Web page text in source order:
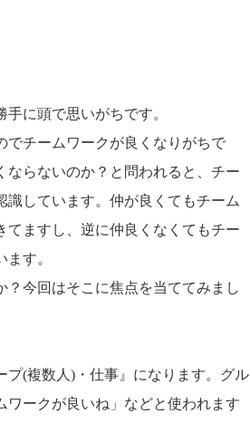
に頭で思いがちです。
でチームワークが良くなりがちで
らないのか？と問われると、チー
識しています。仲が良くてもチーム
てますし、逆に仲良くなくてもチー
す。
今回はそこに焦点を当ててみまし
(複数人)・仕事』になります。グル
ワークが良いね」などと使われます